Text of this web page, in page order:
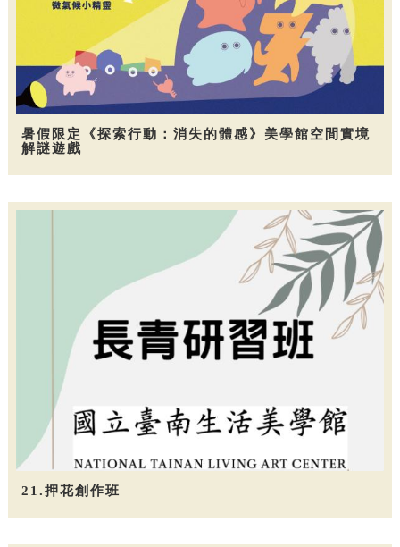
暑假限定《探索行動：消失的體感》美學館空間實境
解謎遊戲
21.押花創作班